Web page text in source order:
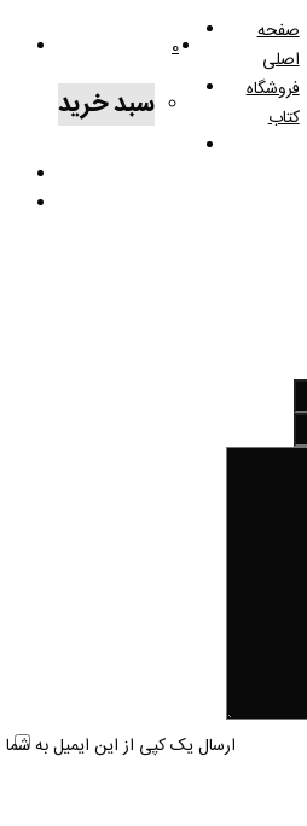
0
سبد خرید
صفحه
اصلی
فروشگاه
کتاب
ارسال یک کپی از این ایمیل به شما